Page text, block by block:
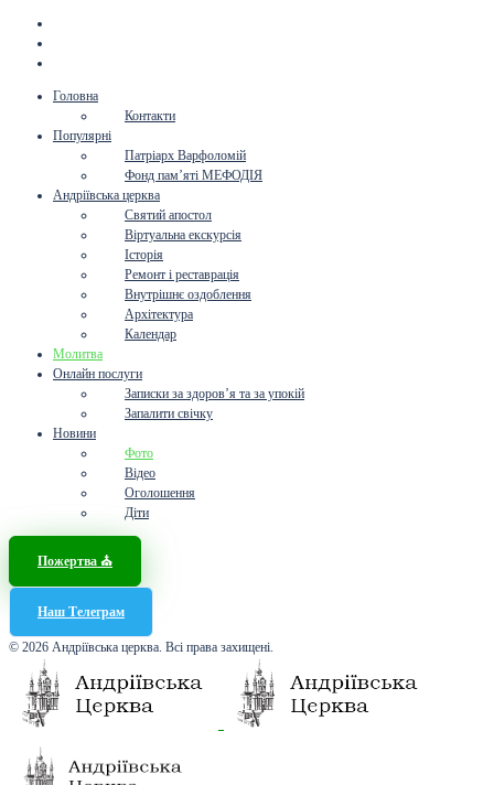
Головна
Контакти
Популярні
Патріарх Варфоломій
Фонд пам’яті МЕФОДІЯ
Андріївська церква
Святий апостол
Віртуальна екскурсія
Історія
Ремонт і реставрація
Внутрішнє оздоблення
Архітектура
Календар
Молитва
Онлайн послуги
Записки за здоров’я та за упокій
Запалити свічку
Новини
Фото
Відео
Оголошення
Діти
Пожертва ⛪️
Наш Телеграм
© 2026 Андріївська церква. Всі права захищені.